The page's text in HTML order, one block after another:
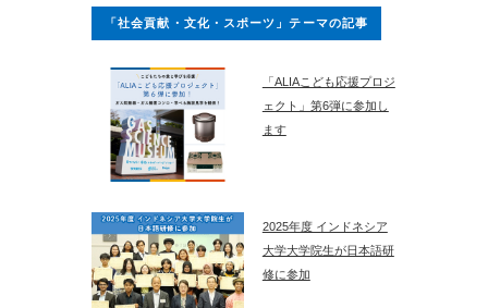
「社会貢献・文化・スポーツ」テーマの記事
「ALIAこども応援プロジ
ェクト」第6弾に参加し
ます
2025年度 インドネシア
大学大学院生が日本語研
修に参加